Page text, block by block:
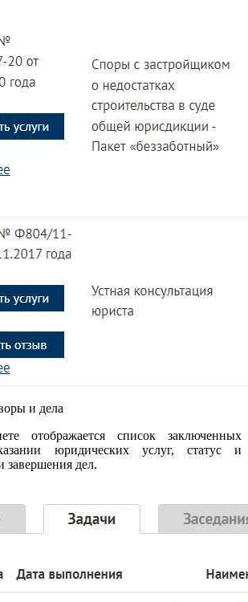
и дела
отображается список заключенных
юридических услуг, статус и
завершения дел.